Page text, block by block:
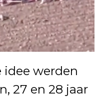
werden
27 en 28 jaar